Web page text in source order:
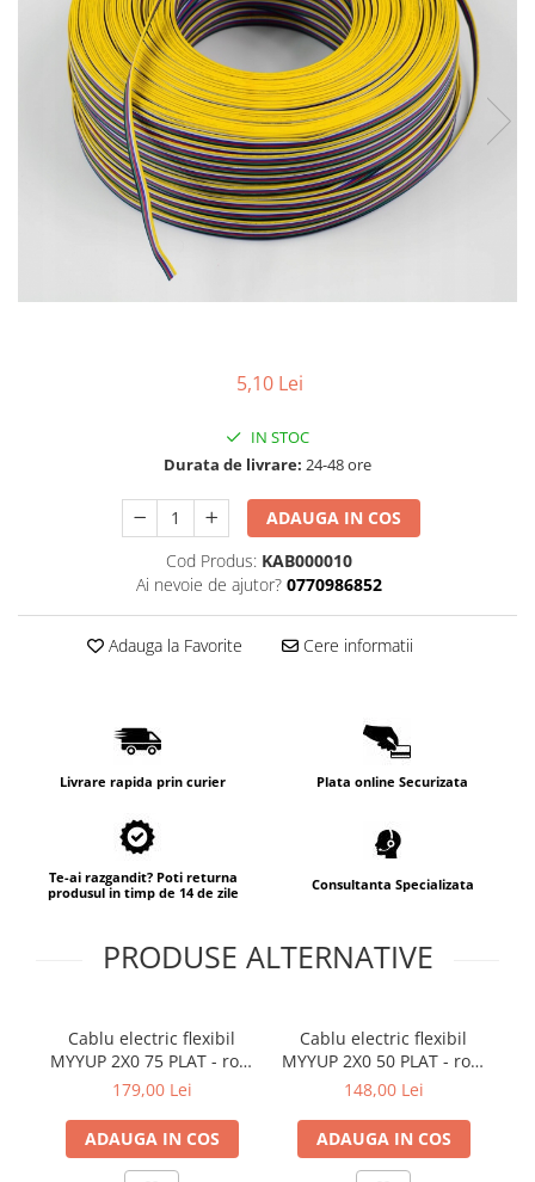
Comutatoare / Detectoare PIR
Buton on off
Senzori de miscare
Stechere si Cuple
5,10 Lei
IN STOC
Durata de livrare: 24-48 ore
ADAUGA IN COS
Cod Produs: KAB000010
Ai nevoie de ajutor? 0770986852
Adauga la Favorite Cere informatii
Livrare rapida prin curier Plata online Securizata
Te-ai razgandit? Poti returna
produsul in timp de 14 de zile
Consultanta Specializata
PRODUSE ALTERNATIVE
Cablu electric flexibil
MYYUP 2X0 75 PLAT - rola
100m
179,00 Lei
ADAUGA IN COS
Cablu electric flexibil
MYYUP 2X0 50 PLAT - rola
100m
148,00 Lei
ADAUGA IN COS